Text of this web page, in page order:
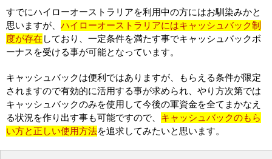
すでにハイローオーストラリアを利用中の方にはお馴染みかと
思いますが、 ハイローオーストラリアにはキャッシュバック制
度が存在 しており、一定条件を満たす事でキャッシュバックボ
ーナスを受ける事が可能となっています。
キャッシュバックは便利ではありますが、もらえる条件が限定
されますので有効的に活用する事が求められ、やり方次第では
キャッシュバックのみを使用して今後の軍資金を全てまかなえ
る状況を作り出す事も可能ですので、 キャッシュバックのもら
い方と正しい使用方法を追求してみたいと思います。